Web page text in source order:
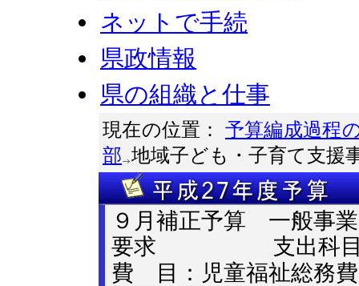
ネットで手続
県政情報
県の組織と仕事
現在の位置： 予算編成過程
部 地域子ども・子育て支援
９月補正予算 一般
要求
支出科目 款
費 目：児童福祉総務費